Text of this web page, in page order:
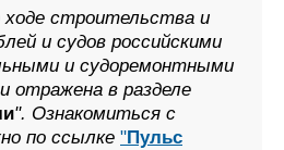
строительства и
и судов российскими
и судоремонтными
отражена в разделе
". Ознакомиться с
по ссылке "Пульс